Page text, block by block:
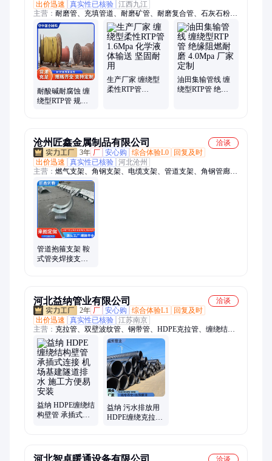
出价迅速
真实性已核验 江西九江
主营： 耐磨管、充填管道、耐磨矿管、耐磨复合管、石灰石粉、
输送污水泥沙
耐酸碱耐腐蚀 缠
绕型RTP管 规格
生产厂家 缠绕型
柔性RTP管
油田集输管线 缠
绕型RTP管 绝缘
沧州匠鑫金属制品有限公司
洽谈
3年 厂 安心购 综合体验L0
回复及时
出价迅速
真实性已核验 河北沧州
主营： 燃气支架、角钢支架、电缆支架、管道支架、角钢管廊支
架、槽钢管廊支架、管道导向支座、电缆管道托架、热力管道支
座、管道固定支吊架、钢筋预埋件、角钢弧形支架
管道抱箍支架 鞍
式管夹焊接支座
河北益纳管业有限公司
洽谈
2年 厂 安心购 综合体验L1
回复及时
出价迅速
真实性已核验 江苏南京
主营： 克拉管、双壁波纹管、钢带管、HDPE克拉管、缠绕结构
壁B型管、HDPE缠绕结构壁管、大口径克拉管、DN300克拉
管、HDPE双壁波纹管、大口径双壁波纹管、hdpe双壁波纹管、
排水双壁波纹管、PE污水管、排污双壁波纹管、大口径PE钢带
管、hdpe钢带管、HDPE钢带波纹管、钢带增强缠绕管、钢带波
纹管、pe钢带波纹管、大口径钢带管、排污钢带波纹管
益纳 HDPE缠绕结
构壁管 承插式连
益纳 污水排放用
HDPE缠绕克拉管
洽谈